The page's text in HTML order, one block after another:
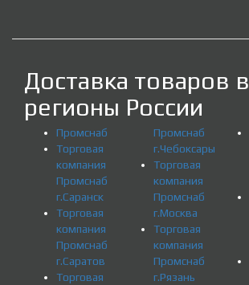
Доставка товаров в
регионы России
Промснаб
Торговая
компания
Промснаб
г.Саранск
Торговая
компания
Промснаб
г.Саратов
Торговая
Промснаб
г.Чебоксары
Торговая
компания
Промснаб
г.Москва
Торговая
компания
Промснаб
г.Рязань